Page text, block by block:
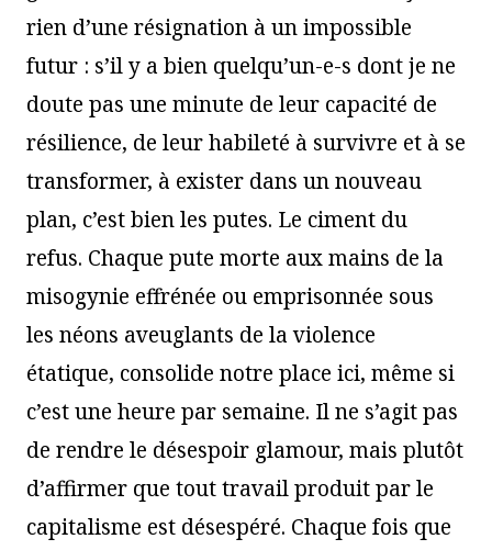
rien d’une résignation à un impossible
futur : s’il y a bien quelqu’un-e-s dont je ne
doute pas une minute de leur capacité de
résilience, de leur habileté à survivre et à se
transformer, à exister dans un nouveau
plan, c’est bien les putes. Le ciment du
refus. Chaque pute morte aux mains de la
misogynie effrénée ou emprisonnée sous
les néons aveuglants de la violence
étatique, consolide notre place ici, même si
c’est une heure par semaine. Il ne s’agit pas
de rendre le désespoir glamour, mais plutôt
d’affirmer que tout travail produit par le
capitalisme est désespéré. Chaque fois que